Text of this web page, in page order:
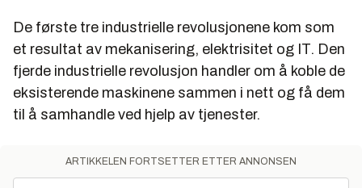
De første tre industrielle revolusjonene kom som
et resultat av mekanisering, elektrisitet og IT. Den
fjerde industrielle revolusjon handler om å koble de
eksisterende maskinene sammen i nett og få dem
til å samhandle ved hjelp av tjenester.
ARTIKKELEN FORTSETTER ETTER ANNONSEN